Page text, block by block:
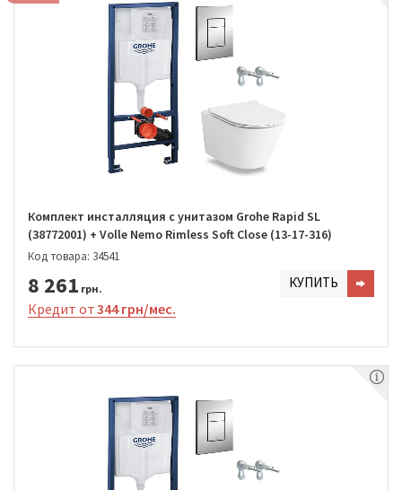
Комплект инсталляция с унитазом Grohe Rapid SL
(38772001) + Volle Nemo Rimless Soft Close (13-17-316)
Код товара: 34541
8 261 грн. КУПИТЬ
Кредит от344 грн/мес.